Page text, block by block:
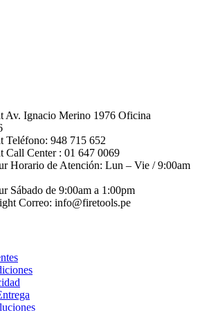
Av. Ignacio Merino 1976 Oficina
Teléfono: 948 715 652
Call Center : 01 647 0069
Horario de Atención: Lun – Vie / 9:00am
Sábado de 9:00am a 1:00pm
Correo: info@firetools.pe